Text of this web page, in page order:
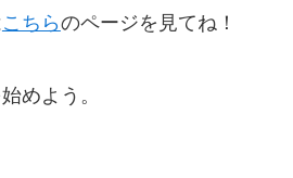
こちらのページを見てね！
めよう。